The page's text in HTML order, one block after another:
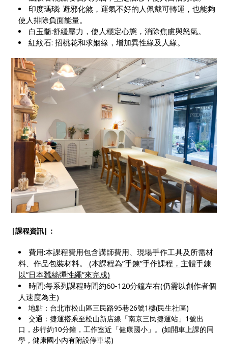
印度瑪瑙: 避邪化煞，運氣不好的人佩戴可轉運，也能夠
使人排除負面能量。
白玉髓:舒緩壓力，使人穩定心態，消除焦慮與怒氣。
紅紋石: 招桃花和求姻緣，增加異性緣及人緣。
|課程資訊|：
費用:本課程費用包含講師費用、現場手作工具及所需材
料、作品包裝材料。
(本課程為”手鍊”手作課程，主體手鍊
以”日本蠶絲彈性繩”來完成)
時間:每系列課程時間約60-120分鐘左右(仍需以創作者個
人速度為主)
地點：台北市松山區三民路95巷26號1樓(民生社區)
交通：捷運搭乘至松山新店線「南京三民捷運站」1號出
口，步行約10分鐘，工作室近「健康國小」。(如開車上課的同
學，健康國小內有附設停車場)